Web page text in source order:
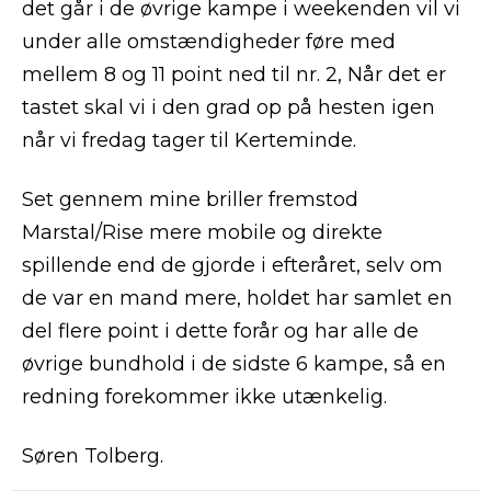
det går i de øvrige kampe i weekenden vil vi
under alle omstændigheder føre med
mellem 8 og 11 point ned til nr. 2, Når det er
tastet skal vi i den grad op på hesten igen
når vi fredag tager til Kerteminde.
Set gennem mine briller fremstod
Marstal/Rise mere mobile og direkte
spillende end de gjorde i efteråret, selv om
de var en mand mere, holdet har samlet en
del flere point i dette forår og har alle de
øvrige bundhold i de sidste 6 kampe, så en
redning forekommer ikke utænkelig.
Søren Tolberg.